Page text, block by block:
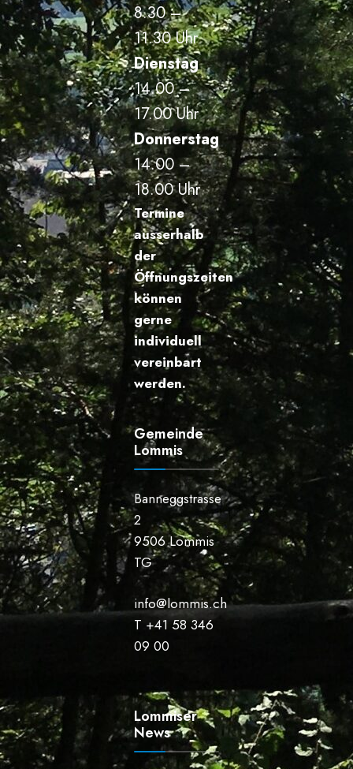
8.30 –
11.30 Uhr
Dienstag
14.00 –
17.00 Uhr
Donnerstag
14.00 –
18.00 Uhr
Termine
ausserhalb
der
Öffnungszeiten
können
gerne
individuell
vereinbart
werden.
Gemeinde
Lommis
Banneggstrasse
2
9506 Lommis
TG
info@lommis.ch
T +41 58 346
09 00
Lommiser
News